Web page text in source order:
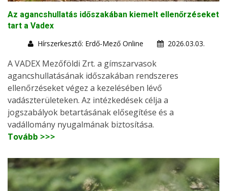
Az agancshullatás időszakában kiemelt ellenőrzéseket
tart a Vadex
Hírszerkesztő: Erdő-Mező Online
2026.03.03.
A VADEX Mezőföldi Zrt. a gímszarvasok
agancshullatásának időszakában rendszeres
ellenőrzéseket végez a kezelésében lévő
vadászterületeken. Az intézkedések célja a
jogszabályok betartásának elősegítése és a
vadállomány nyugalmának biztosítása.
Tovább >>>